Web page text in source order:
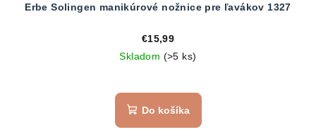
Erbe Solingen manikúrové nožnice pre ľavákov 1327
€15,99
Skladom (>5 ks)
hodnotenie
produktu
Do košíka